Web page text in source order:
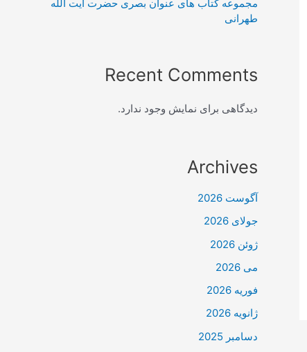
مجموعه کتاب های عنوان بصری حضرت آیت الله
طهرانی
Recent Comments
دیدگاهی برای نمایش وجود ندارد.
Archives
آگوست 2026
جولای 2026
ژوئن 2026
می 2026
فوریه 2026
ژانویه 2026
دسامبر 2025